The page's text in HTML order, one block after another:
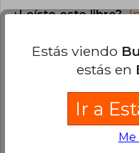
¿Leíste este libro?
Estás viendo
estás en
Ir a